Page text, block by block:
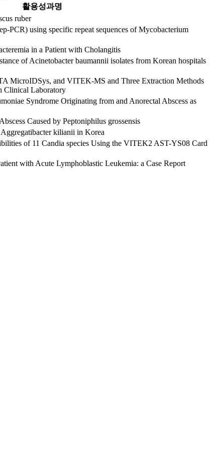
활용성과명
ruber
PCR) using specific repeat sequences of Mycobacterium
in a Patient with Cholangitis
of Acinetobacter baumannii isolates from Korean hospitals
MicroIDSys, and VITEK-MS and Three Extraction Methods
Clinical Laboratory
Syndrome Originating from and Anorectal Abscess as
Caused by Peptoniphilus grossensis
kilianii in Korea
of 11 Candia species Using the VITEK2 AST-YS08 Card
with Acute Lymphoblastic Leukemia: a Case Report